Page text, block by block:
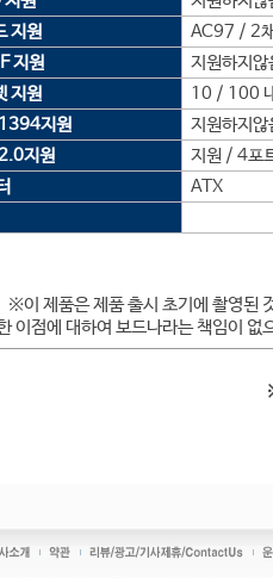
지원
AC97 / 2
지원
지원하지않
지원
10 / 100
지원
지원하지않
지원
지원 / 4포
ATX
※이 제품은 제품 출시 초기에 촬영된
이점에 대하여 보드나라는 책임이 없